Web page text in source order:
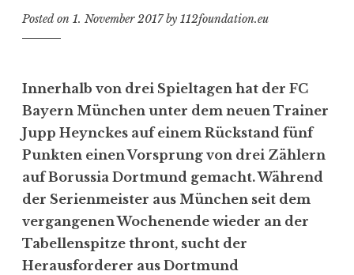
Posted on 1. November 2017by 112foundation.eu
Innerhalb von drei Spieltagen hat der FC
Bayern München unter dem neuen Trainer
Jupp Heynckes auf einem Rückstand fünf
Punkten einen Vorsprung von drei Zählern
auf Borussia Dortmund gemacht. Während
der Serienmeister aus München seit dem
vergangenen Wochenende wieder an der
Tabellenspitze thront, sucht der
Herausforderer aus Dortmund